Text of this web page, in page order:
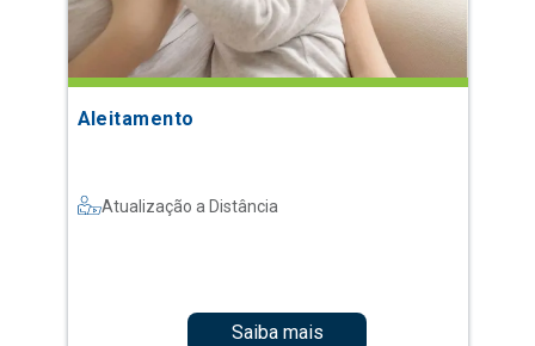
Aleitamento
Atualização a Distância
Saiba mais